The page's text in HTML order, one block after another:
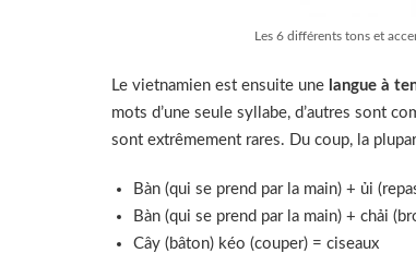
Les 6 différents tons et
Le vietnamien est ensuite une langue à
mots d’une seule syllabe, d’autres sont
sont extrêmement rares. Du coup, la
Bàn (qui se prend par la main) + ủi
Bàn (qui se prend par la main) + chải
Cây (bâton) kéo (couper) = ciseaux